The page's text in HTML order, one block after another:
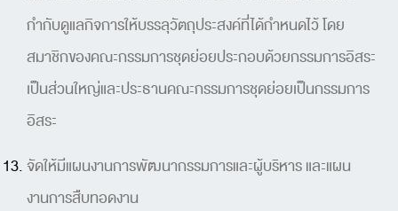
กำกับดูแลกิจการให้บรรลุวัตถุประสงค์ที่ได้กำหนดไว้ โดย
สมาชิกของคณะกรรมการชุดย่อยประกอบด้วยกรรมการอิสระ
เป็นส่วนใหญ่และประธานคณะกรรมการชุดย่อยเป็นกรรมการ
อิสระ
จัดให้มีแผนงานการพัฒนากรรมการและผู้บริหาร และแผน
งานการสืบทอดงาน